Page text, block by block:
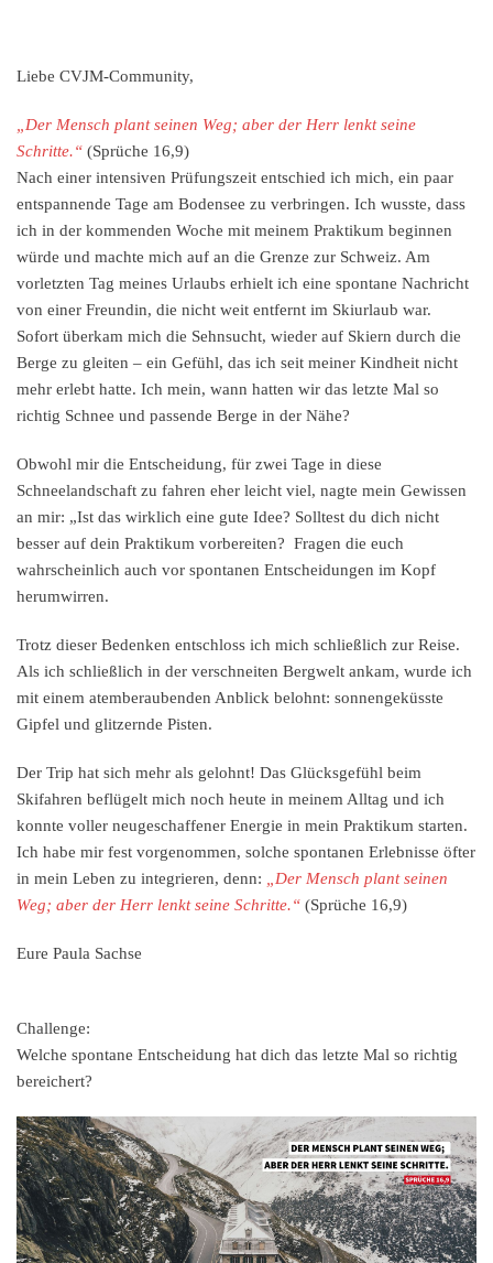
Liebe CVJM-Community,
„Der Mensch plant seinen Weg; aber der Herr lenkt seine
Schritte.“ (Sprüche 16,9)
Nach einer intensiven Prüfungszeit entschied ich mich, ein paar
entspannende Tage am Bodensee zu verbringen. Ich wusste, dass
ich in der kommenden Woche mit meinem Praktikum beginnen
würde und machte mich auf an die Grenze zur Schweiz. Am
vorletzten Tag meines Urlaubs erhielt ich eine spontane Nachricht
von einer Freundin, die nicht weit entfernt im Skiurlaub war.
Sofort überkam mich die Sehnsucht, wieder auf Skiern durch die
Berge zu gleiten – ein Gefühl, das ich seit meiner Kindheit nicht
mehr erlebt hatte. Ich mein, wann hatten wir das letzte Mal so
richtig Schnee und passende Berge in der Nähe?
Obwohl mir die Entscheidung, für zwei Tage in diese
Schneelandschaft zu fahren eher leicht viel, nagte mein Gewissen
an mir: „Ist das wirklich eine gute Idee? Solltest du dich nicht
besser auf dein Praktikum vorbereiten? Fragen die euch
wahrscheinlich auch vor spontanen Entscheidungen im Kopf
herumwirren.
Trotz dieser Bedenken entschloss ich mich schließlich zur Reise.
Als ich schließlich in der verschneiten Bergwelt ankam, wurde ich
mit einem atemberaubenden Anblick belohnt: sonnengeküsste
Gipfel und glitzernde Pisten.
Der Trip hat sich mehr als gelohnt! Das Glücksgefühl beim
Skifahren beflügelt mich noch heute in meinem Alltag und ich
konnte voller neugeschaffener Energie in mein Praktikum starten.
Ich habe mir fest vorgenommen, solche spontanen Erlebnisse öfter
in mein Leben zu integrieren, denn:
„Der Mensch plant seinen
Weg; aber der Herr lenkt seine Schritte.“ (Sprüche 16,9)
Eure Paula Sachse
Challenge:
Welche spontane Entscheidung hat dich das letzte Mal so richtig
bereichert?